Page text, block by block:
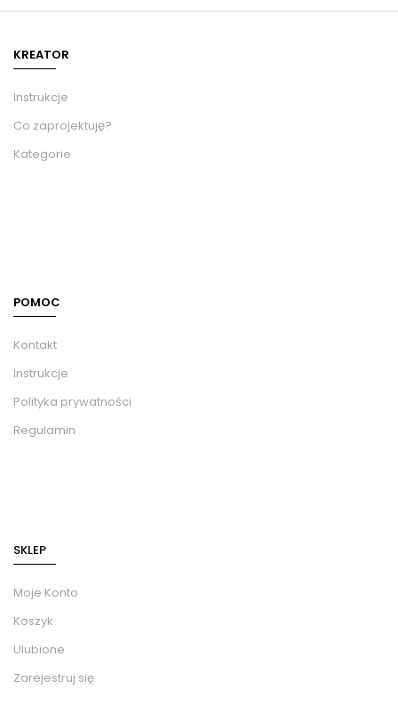
KREATOR
Instrukcje
Co zaprojektuję?
Kategorie
POMOC
Kontakt
Instrukcje
Polityka prywatności
Regulamin
SKLEP
Moje Konto
Koszyk
Ulubione
Zarejestruj się